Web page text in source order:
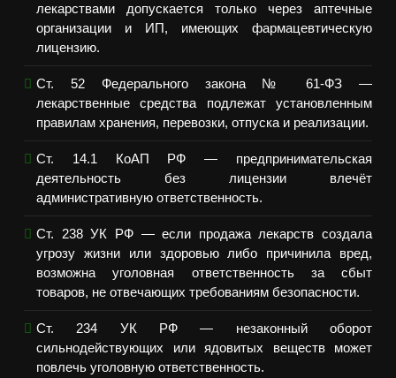
лекарствами допускается только через аптечные
организации и ИП, имеющих фармацевтическую
лицензию.
Ст. 52 Федерального закона № 61-ФЗ —
лекарственные средства подлежат установленным
правилам хранения, перевозки, отпуска и реализации.
Ст. 14.1 КоАП РФ — предпринимательская
деятельность без лицензии влечёт
административную ответственность.
Ст. 238 УК РФ — если продажа лекарств создала
угрозу жизни или здоровью либо причинила вред,
возможна уголовная ответственность за сбыт
товаров, не отвечающих требованиям безопасности.
Ст. 234 УК РФ — незаконный оборот
сильнодействующих или ядовитых веществ может
повлечь уголовную ответственность.